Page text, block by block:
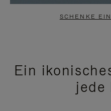
SCHENKE
Ein
jede